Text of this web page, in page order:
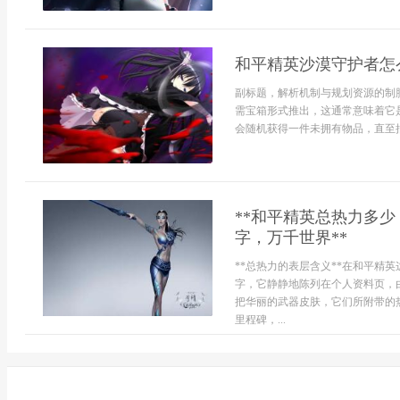
和平精英沙漠守护者
副标题，解析机制与规划资源的
需宝箱形式推出，这通常意味着
会随机获得一件未拥有物品，直
**和平精英总热力多
字，万千世界**
**总热力的表层含义**在和平精英
字，它静静地陈列在个人资料页
把华丽的武器皮肤，它们所附带
里程碑，...